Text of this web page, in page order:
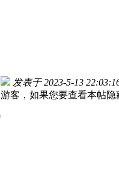
发表于 2023-5-13
游客，如果您要查看本帖隐